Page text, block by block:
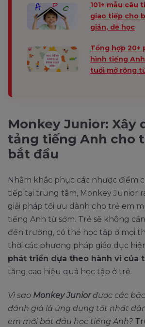
101+ mẫu câu
giao tiếp cho
giản, dễ học
Tổng hợp 20+
hình tiếng
tuổi mở rộng
Monkey Junior: Xây
tảng tiếng Anh cho
bắt đầu
Nhằm khắc phục các nhược điểm
tiếp tại trung tâm, Monkey Junior
giải pháp tối ưu dành cho trẻ em
tiếng Anh từ sớm. Trẻ sẽ không
đến trường, có thể học tập ở mọi
thời các phương pháp giáo dục
phát triển dựa theo hành vi của
tăng cao hiệu quả học tập ở trẻ.
Vì sao Monkey Juniorđược các
đánh giá là ứng dụng tốt nhất
em mới bắt đầu học tiếng Anh?